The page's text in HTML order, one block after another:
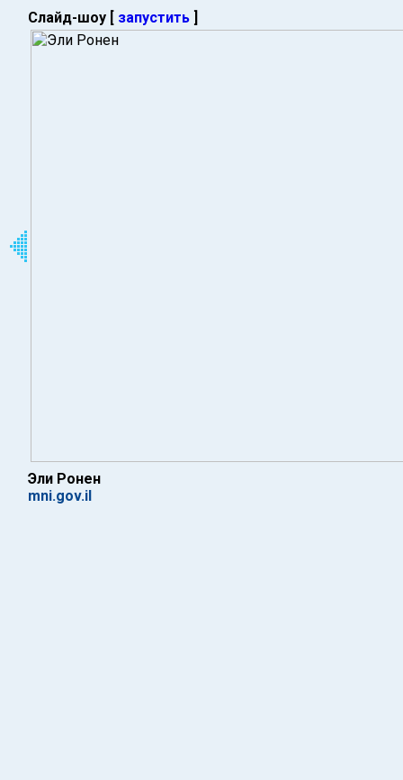
Слайд-шоу [ запустить ]
Эли Ронен
mni.gov.il